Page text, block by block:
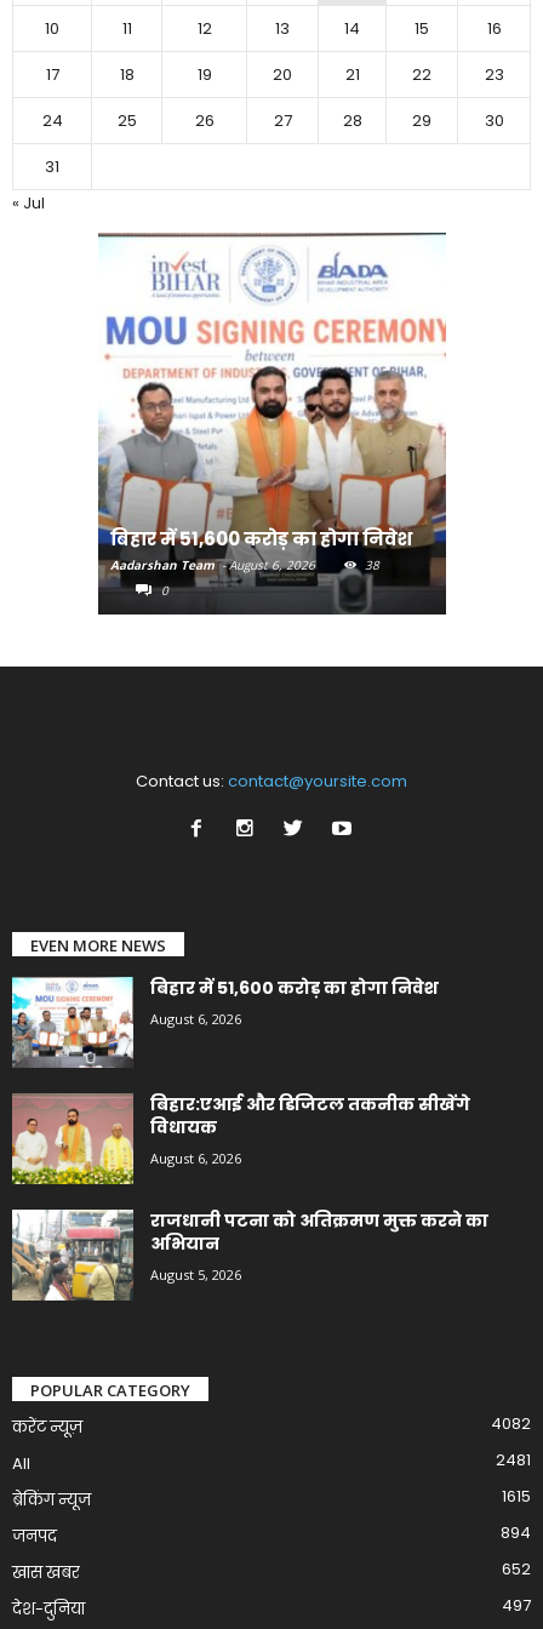
10
11 12 13 14 15
16
17
18 19 20 21 22
23
24
25 26 27 28 29
30
31
« Jul
बिहार में 51,600 करोड़ का होगा निवेश
Aadarshan Team - August 6, 2026
38
0
Contact us: contact@yoursite.com
EVEN MORE NEWS
बिहार में 51,600 करोड़ का होगा निवेश
August 6, 2026
बिहार:एआई और डिजिटल तकनीक सीखेंगे
विधायक
August 6, 2026
राजधानी पटना को अतिक्रमण मुक्त करने का
अभियान
August 5, 2026
POPULAR CATEGORY
करेंट न्यूज़
4082
All
2481
ब्रेकिंग न्यूज
1615
जनपद
894
खास खबर
652
देश-दुनिया
497